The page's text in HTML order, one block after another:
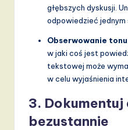
głębszych dyskusji.
odpowiedzieć jednym
Obserwowanie
w jaki coś jest
tekstowej może
w celu wyjaśnienia
3. Dokumentuj
bezustannie